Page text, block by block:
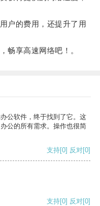
的费用，还提升了用
享高速网络吧！。
公软件，终于找到了它。这
公的所有需求。操作也很简
支持[0] 反对[0]
支持[0] 反对[0]